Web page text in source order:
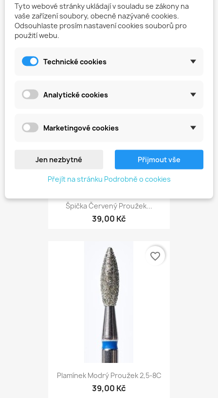
Špička Červený Proužek...
39,00 Kč
Plamínek Modrý Proužek 2,5-8С
39,00 Kč
favorite_border
Tyto webové stránky ukládají v souladu se zákony na
vaše zařízení soubory, obecně nazývané cookies.
Odsouhlaste prosím nastavení cookies souborů pro
použití webu.
Technické cookies
Analytické cookies
Marketingové cookies
Jen nezbytné Přijmout vše
Přejít na stránku Podrobně o cookies